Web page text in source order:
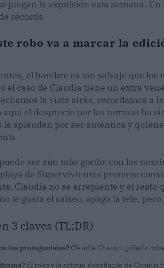
juegan la expulsión esta semana.
récords.
robo va a marcar la
el hambre es tan salvaje que los
el caso de Claudia tiene un extra
la vista atrás, recordamos a
aquí el desprecio por las normas ha
la aplauden por ser auténtica y
ser aún más gordo: con las
de Supervivientes promete
Claudia no se arrepiente y el resto
te gusta el salseo, apaga la tele,
3 claves (TL;DR)
los protagonistas? Claudia Chacón, pillada
El robo y la actitud desafiante de